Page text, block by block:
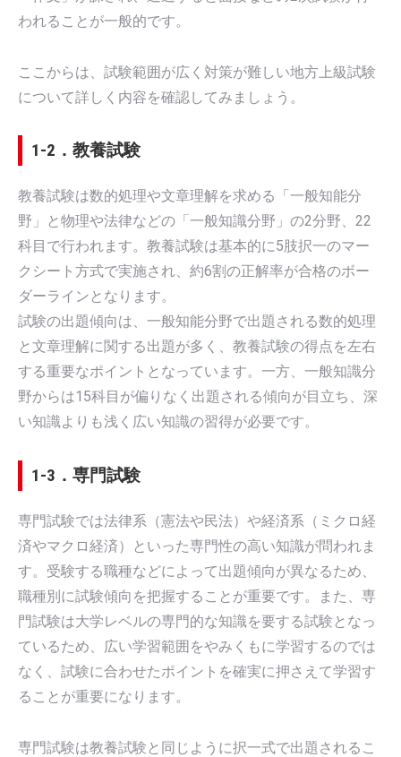
われることが一般的です。
ここからは、試験範囲が広く対策が難しい地方上級試験
について詳しく内容を確認してみましょう。
1-2．教養試験
教養試験は数的処理や文章理解を求める「一般知能分
野」と物理や法律などの「一般知識分野」の2分野、22
科目で行われます。教養試験は基本的に5肢択一のマー
クシート方式で実施され、約6割の正解率が合格のボー
ダーラインとなります。
試験の出題傾向は、一般知能分野で出題される数的処理
と文章理解に関する出題が多く、教養試験の得点を左右
する重要なポイントとなっています。一方、一般知識分
野からは15科目が偏りなく出題される傾向が目立ち、深
い知識よりも浅く広い知識の習得が必要です。
1-3．専門試験
専門試験では法律系（憲法や民法）や経済系（ミクロ経
済やマクロ経済）といった専門性の高い知識が問われま
す。受験する職種などによって出題傾向が異なるため、
職種別に試験傾向を把握することが重要です。また、専
門試験は大学レベルの専門的な知識を要する試験となっ
ているため、広い学習範囲をやみくもに学習するのでは
なく、試験に合わせたポイントを確実に押さえて学習す
ることが重要になります。
専門試験は教養試験と同じように択一式で出題されるこ